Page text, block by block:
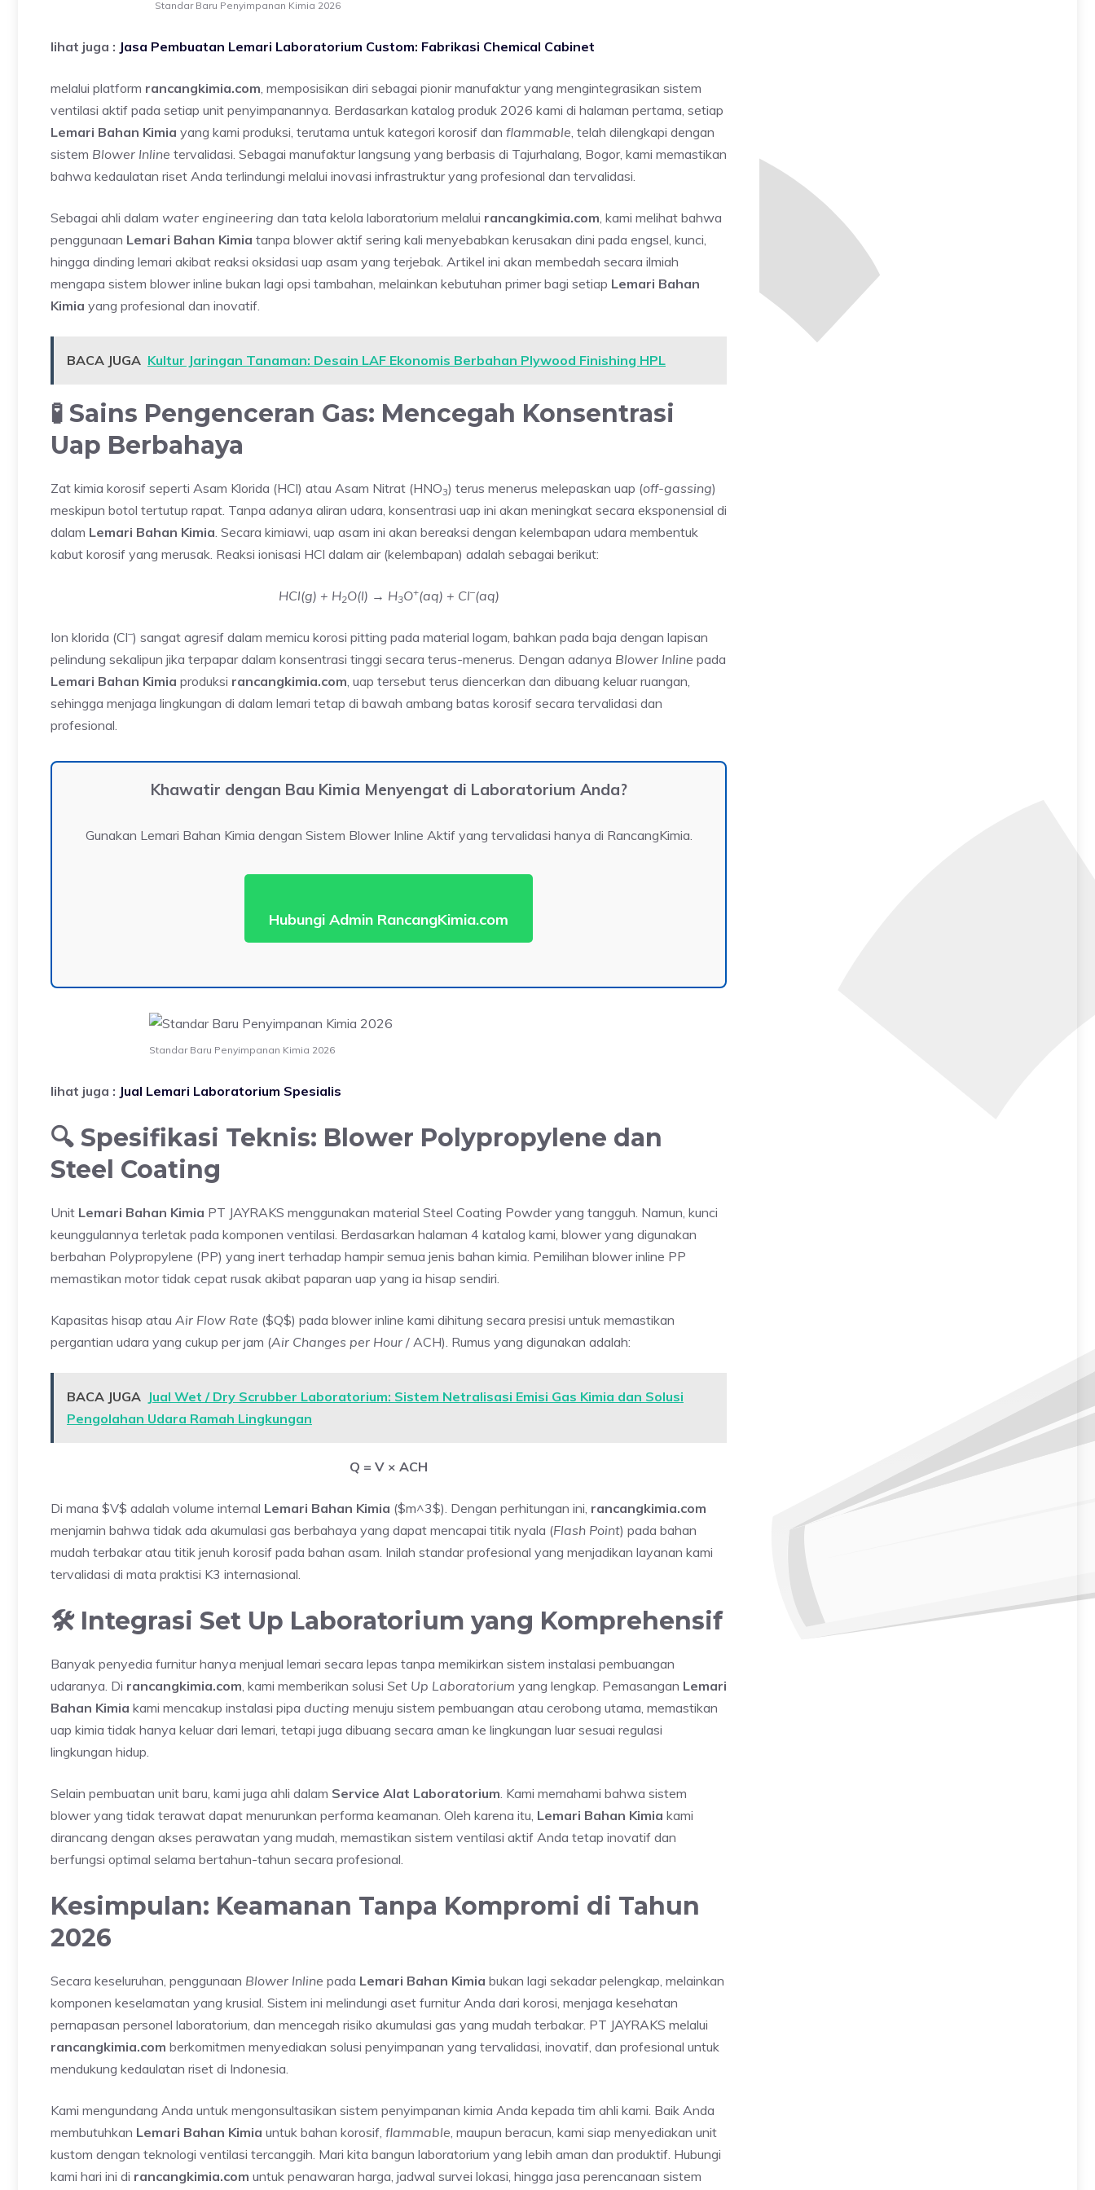
Standar Baru Penyimpanan Kimia 2026
lihat juga : Jasa Pembuatan Lemari Laboratorium Custom: Fabrikasi Chemical Cabinet
melalui platform rancangkimia.com, memposisikan diri sebagai pionir manufaktur yang mengintegrasikan sistem
ventilasi aktif pada setiap unit penyimpanannya. Berdasarkan katalog produk 2026 kami di halaman pertama, setiap
Lemari Bahan Kimia yang kami produksi, terutama untuk kategori korosif dan flammable, telah dilengkapi dengan
sistem Blower Inline tervalidasi. Sebagai manufaktur langsung yang berbasis di Tajurhalang, Bogor, kami memastikan
bahwa kedaulatan riset Anda terlindungi melalui inovasi infrastruktur yang profesional dan tervalidasi.
Sebagai ahli dalam water engineering dan tata kelola laboratorium melalui rancangkimia.com, kami melihat bahwa
penggunaan Lemari Bahan Kimia tanpa blower aktif sering kali menyebabkan kerusakan dini pada engsel, kunci,
hingga dinding lemari akibat reaksi oksidasi uap asam yang terjebak. Artikel ini akan membedah secara ilmiah
mengapa sistem blower inline bukan lagi opsi tambahan, melainkan kebutuhan primer bagi setiap Lemari Bahan
Kimia yang profesional dan inovatif.
BACA JUGA Kultur Jaringan Tanaman: Desain LAF Ekonomis Berbahan Plywood Finishing HPL
🧪 Sains Pengenceran Gas: Mencegah Konsentrasi
Uap Berbahaya
Zat kimia korosif seperti Asam Klorida (HCl) atau Asam Nitrat (HNO3) terus menerus melepaskan uap (off-gassing)
meskipun botol tertutup rapat. Tanpa adanya aliran udara, konsentrasi uap ini akan meningkat secara eksponensial di
dalam Lemari Bahan Kimia. Secara kimiawi, uap asam ini akan bereaksi dengan kelembapan udara membentuk
kabut korosif yang merusak. Reaksi ionisasi HCl dalam air (kelembapan) adalah sebagai berikut:
HCl(g) + H2O(l) → H3O+(aq) + Cl–(aq)
Ion klorida (Cl–) sangat agresif dalam memicu korosi pitting pada material logam, bahkan pada baja dengan lapisan
pelindung sekalipun jika terpapar dalam konsentrasi tinggi secara terus-menerus. Dengan adanya Blower Inline pada
Lemari Bahan Kimia produksi rancangkimia.com, uap tersebut terus diencerkan dan dibuang keluar ruangan,
sehingga menjaga lingkungan di dalam lemari tetap di bawah ambang batas korosif secara tervalidasi dan
profesional.
Khawatir dengan Bau Kimia Menyengat di Laboratorium Anda?
Gunakan Lemari Bahan Kimia dengan Sistem Blower Inline Aktif yang tervalidasi hanya di RancangKimia.
Hubungi Admin RancangKimia.com
Standar Baru Penyimpanan Kimia 2026
lihat juga : Jual Lemari Laboratorium Spesialis
🔍 Spesifikasi Teknis: Blower Polypropylene dan
Steel Coating
Unit Lemari Bahan Kimia PT JAYRAKS menggunakan material Steel Coating Powder yang tangguh. Namun, kunci
keunggulannya terletak pada komponen ventilasi. Berdasarkan halaman 4 katalog kami, blower yang digunakan
berbahan Polypropylene (PP) yang inert terhadap hampir semua jenis bahan kimia. Pemilihan blower inline PP
memastikan motor tidak cepat rusak akibat paparan uap yang ia hisap sendiri.
Kapasitas hisap atau Air Flow Rate ($Q$) pada blower inline kami dihitung secara presisi untuk memastikan
pergantian udara yang cukup per jam (Air Changes per Hour / ACH). Rumus yang digunakan adalah:
BACA JUGA Jual Wet / Dry Scrubber Laboratorium: Sistem Netralisasi Emisi Gas Kimia dan Solusi
Pengolahan Udara Ramah Lingkungan
Q = V × ACH
Di mana $V$ adalah volume internal Lemari Bahan Kimia ($m^3$). Dengan perhitungan ini, rancangkimia.com
menjamin bahwa tidak ada akumulasi gas berbahaya yang dapat mencapai titik nyala (Flash Point) pada bahan
mudah terbakar atau titik jenuh korosif pada bahan asam. Inilah standar profesional yang menjadikan layanan kami
tervalidasi di mata praktisi K3 internasional.
🛠️ Integrasi Set Up Laboratorium yang Komprehensif
Banyak penyedia furnitur hanya menjual lemari secara lepas tanpa memikirkan sistem instalasi pembuangan
udaranya. Di rancangkimia.com , kami memberikan solusi Set Up Laboratorium yang lengkap. Pemasangan Lemari
Bahan Kimia kami mencakup instalasi pipa ducting menuju sistem pembuangan atau cerobong utama, memastikan
uap kimia tidak hanya keluar dari lemari, tetapi juga dibuang secara aman ke lingkungan luar sesuai regulasi
lingkungan hidup.
Selain pembuatan unit baru, kami juga ahli dalam Service Alat Laboratorium . Kami memahami bahwa sistem
blower yang tidak terawat dapat menurunkan performa keamanan. Oleh karena itu, Lemari Bahan Kimia kami
dirancang dengan akses perawatan yang mudah, memastikan sistem ventilasi aktif Anda tetap inovatif dan
berfungsi optimal selama bertahun-tahun secara profesional.
Kesimpulan: Keamanan Tanpa Kompromi di Tahun
2026
Secara keseluruhan, penggunaan Blower Inline pada Lemari Bahan Kimia bukan lagi sekadar pelengkap, melainkan
komponen keselamatan yang krusial. Sistem ini melindungi aset furnitur Anda dari korosi, menjaga kesehatan
pernapasan personel laboratorium, dan mencegah risiko akumulasi gas yang mudah terbakar. PT JAYRAKS melalui
rancangkimia.com berkomitmen menyediakan solusi penyimpanan yang tervalidasi, inovatif, dan profesional untuk
mendukung kedaulatan riset di Indonesia.
Kami mengundang Anda untuk mengonsultasikan sistem penyimpanan kimia Anda kepada tim ahli kami. Baik Anda
membutuhkan Lemari Bahan Kimia untuk bahan korosif, flammable , maupun beracun, kami siap menyediakan unit
kustom dengan teknologi ventilasi tercanggih. Mari kita bangun laboratorium yang lebih aman dan produktif. Hubungi
kami hari ini di rancangkimia.com untuk penawaran harga, jadwal survei lokasi, hingga jasa perencanaan sistem